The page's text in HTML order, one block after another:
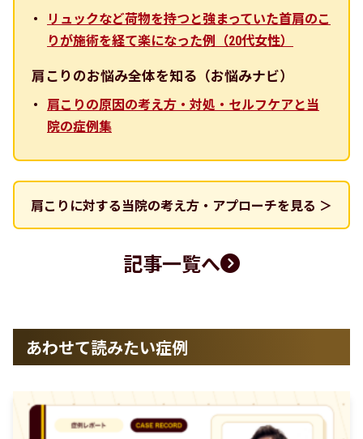
リュックなど荷物を持つと強まっていた首肩のこ
りが施術を経て楽になった例（20代女性）
肩こりのお悩み全体を知る（お悩みナビ）
肩こりの原因の考え方・対処・セルフケアと当
院の症例集
肩こりに対する当院の考え方・アプローチを見る ＞
記事一覧へ
あわせて読みたい症例